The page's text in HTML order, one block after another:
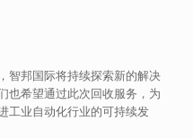
智邦国际将持续探索新的解决
也希望通过此次回收服务，为
工业自动化行业的可持续发